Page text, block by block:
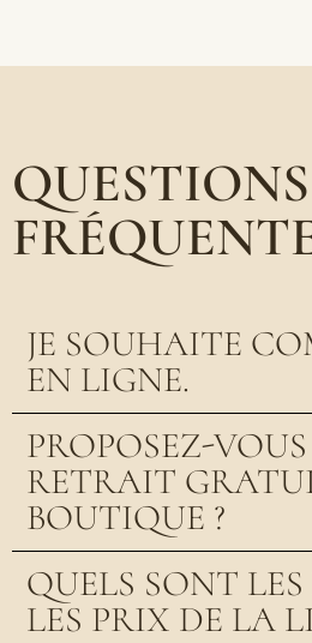
QUESTIONS
JE SOUHAITE
EN LIGNE.
PROPOSEZ-
RETRAIT
BOUTIQUE ?
QUELS SONT
LES PRIX DE LA